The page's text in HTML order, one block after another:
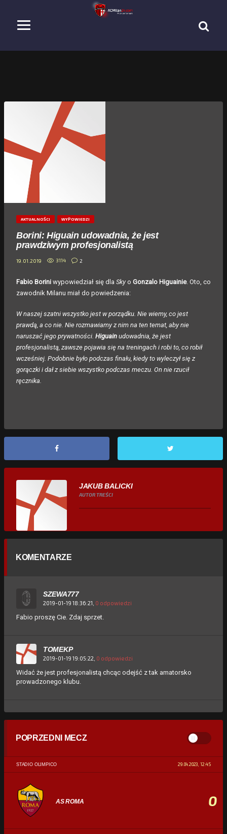
AKTUALNOŚCI WYPOWIEDZI
Borini: Higuain udowadnia, że jest
prawdziwym profesjonalistą
19.01.2019 3114 2
Fabio Borini wypowiedział się dla Skyo Gonzalo Higuainie. Oto, co
zawodnik Milanu miał do powiedzenia:
W naszej szatni wszystko jest w porządku. Nie wiemy, co jest
prawdą, a co nie. Nie rozmawiamy z nim na ten temat, aby nie
naruszać jego prywatności. Higuain udowadnia, że jest
profesjonalistą, zawsze pojawia się na treningach i robi to, co robił
wcześniej. Podobnie było podczas finału, kiedy to wyleczył się z
gorączki i dał z siebie wszystko podczas meczu. On nie rzucił
ręcznika.
JAKUB BALICKI
AUTOR TREŚCI
KOMENTARZE
SZEWA777
2019-01-19 18:36:21, 0 odpowiedzi
Fabio proszę Cie. Zdaj sprzet.
TOMEKP
2019-01-19 19:05:22, 0 odpowiedzi
Widać że jest profesjonalistą chcąc odejść z tak amatorsko
prowadzonego klubu.
POPRZEDNI MECZ
STADIO OLIMPICO 29.04.2023, 12:45
AS ROMA 0